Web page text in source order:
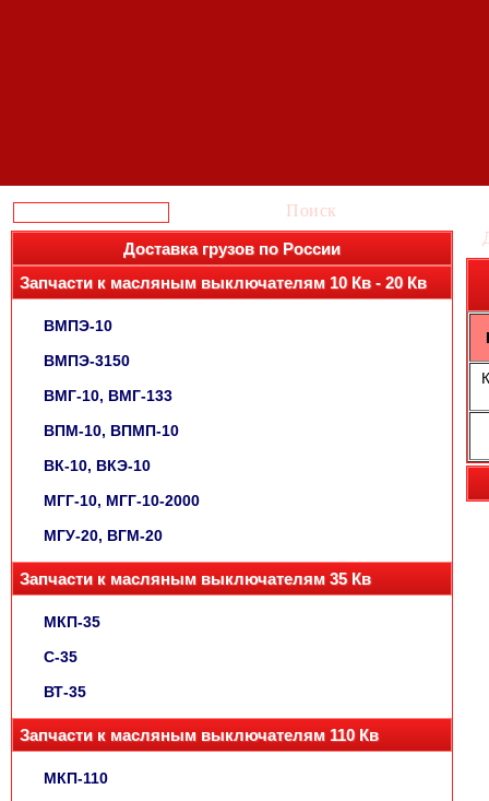
Поиск
Доставка грузов по России
Запчасти к масляным выключателям 10 Кв - 20 Кв
ВМПЭ-10
ВМПЭ-3150
ВМГ-10, ВМГ-133
ВПМ-10, ВПМП-10
ВК-10, ВКЭ-10
МГГ-10, МГГ-10-2000
МГУ-20, ВГМ-20
Запчасти к масляным выключателям 35 Кв
МКП-35
С-35
ВТ-35
Запчасти к масляным выключателям 110 Кв
МКП-110